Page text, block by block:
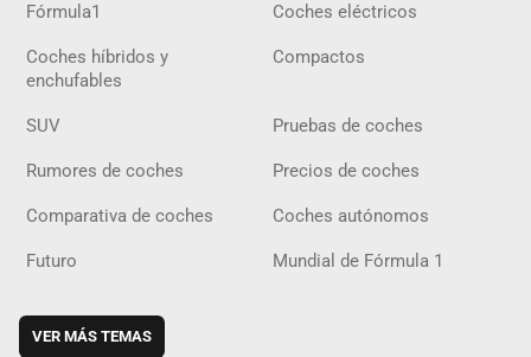
Fórmula1 Coches eléctricos
Coches híbridos y
enchufables
Compactos
SUV Pruebas de coches
Rumores de coches Precios de coches
Comparativa de coches Coches autónomos
Futuro Mundial de Fórmula 1
VER MÁS TEMAS